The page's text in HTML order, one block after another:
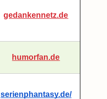
gedankennetz.de
humorfan.de
serienphantasy.de/